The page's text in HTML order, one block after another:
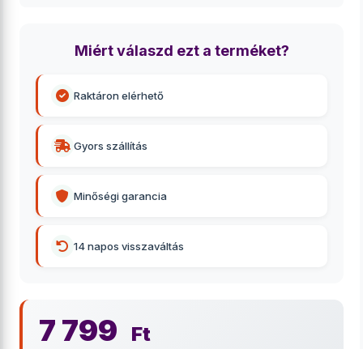
Miért válaszd ezt a terméket?
Raktáron elérhető
Gyors szállítás
Minőségi garancia
14 napos visszaváltás
7 799 Ft